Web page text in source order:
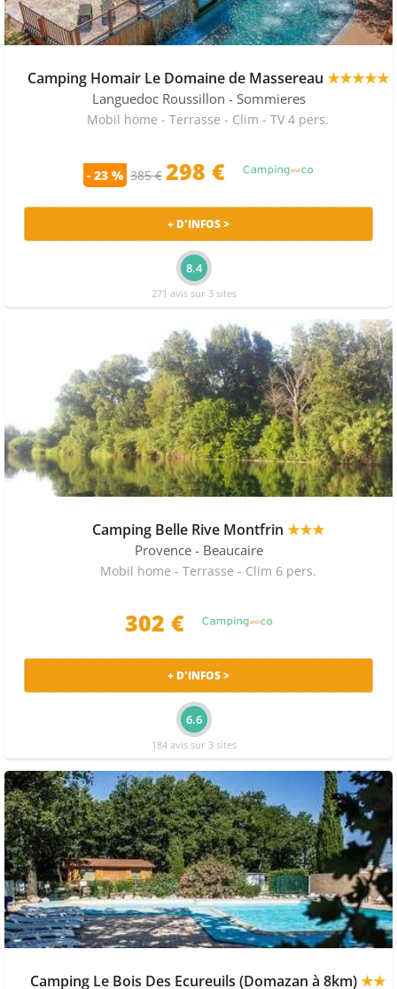
Camping Homair Le Domaine de Massereau ★★★★★
Languedoc Roussillon - Sommieres
Mobil home - Terrasse - Clim - TV 4 pers.
- 23 % 385 € 298 €
+ D'INFOS >
8.4
271 avis sur 3 sites
Camping Belle Rive Montfrin ★★★
Provence - Beaucaire
Mobil home - Terrasse - Clim 6 pers.
302 €
+ D'INFOS >
6.6
184 avis sur 3 sites
Camping Le Bois Des Ecureuils (Domazan à 8km)★★